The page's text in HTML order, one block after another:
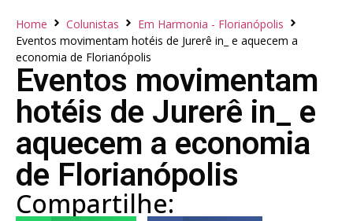
Home Colunistas
Em Harmonia - Florianópolis
Eventos movimentam hotéis de Jurerê in_ e aquecem a
economia de Florianópolis
Eventos movimentam
hotéis de Jurerê in_ e
aquecem a economia
de Florianópolis
Compartilhe: